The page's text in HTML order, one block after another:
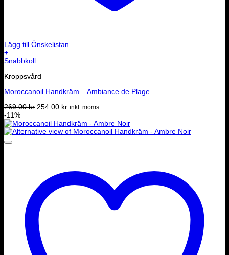
Lägg till Önskelistan
+
Snabbkoll
Kroppsvård
Moroccanoil Handkräm – Ambiance de Plage
269.00kr Det
priset
var:
254.00 krDet
priset
är:
inkl. moms
-11%